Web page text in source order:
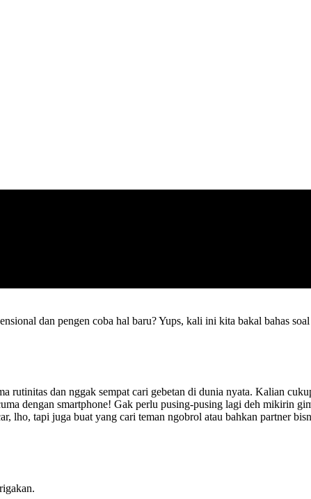
dan pengen coba hal baru? Yups, kali ini kita bakal bahas
rutinitas dan nggak sempat cari gebetan di dunia nyata. Kalian
dengan smartphone! Gak perlu pusing-pusing lagi deh mikirin
lho, tapi juga buat yang cari teman ngobrol atau bahkan partner